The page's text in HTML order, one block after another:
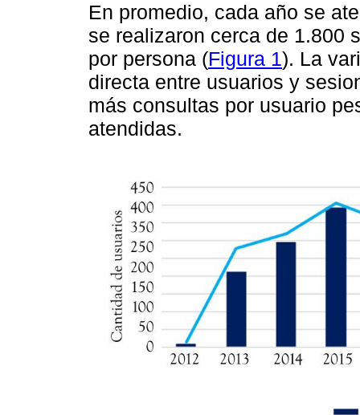
En promedio, cada año se
se realizaron cerca de 1.800
por persona (Figura 1). La
directa entre usuarios y
más consultas por usuario
atendidas.